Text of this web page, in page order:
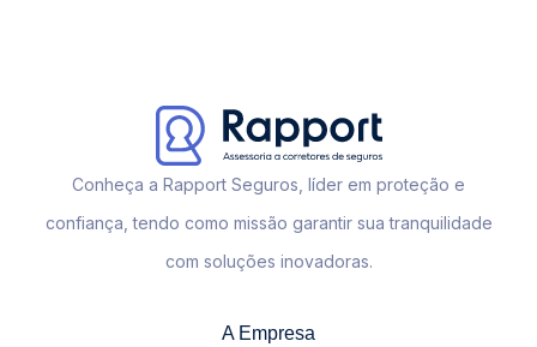
Conheça a Rapport Seguros, líder em proteção e
confiança, tendo como missão garantir sua tranquilidade
com soluções inovadoras.
A Empresa